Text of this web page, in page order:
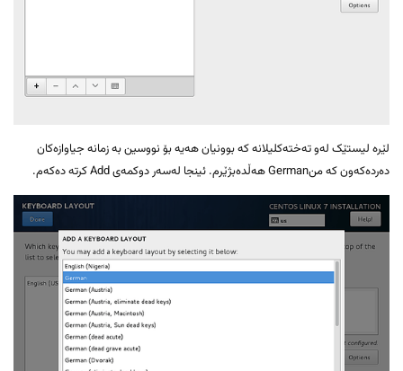
لێرە لیستێک لەو تەختەکلیلانە کە بوونیان هەیە بۆ نووسین بە زمانە جیاوازەکان
دەردەکەون کە منGerman هەڵدەبژێرم. ئینجا لەسەر دوکمەی Add کرتە دەکەم.